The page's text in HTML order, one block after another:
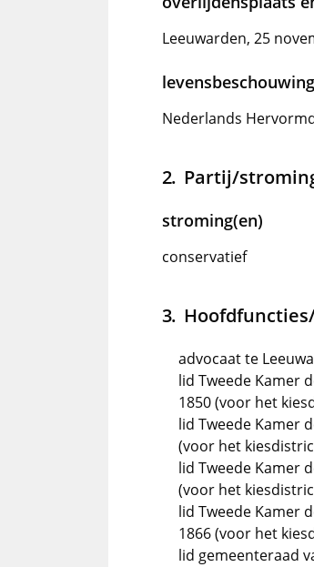
Leeuwarden, 25
levensbeschouwing
Nederlands
Partij/
stroming(en)
conservatief
advocaat te
lid Tweede Kamer
1850 (voor het
lid Tweede Kamer
(voor het
lid Tweede Kamer
(voor het
lid Tweede Kamer
1866 (voor het
lid gemeenteraad